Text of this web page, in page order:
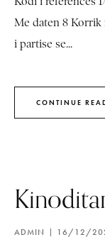
Me daten 8 Korrik
i partise se...
CONTINUE
ADMIN 16/12/